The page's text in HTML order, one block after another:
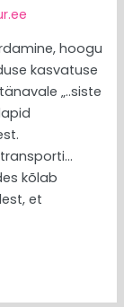
hoogu
kasvatuse
„..siste
kõlab
et